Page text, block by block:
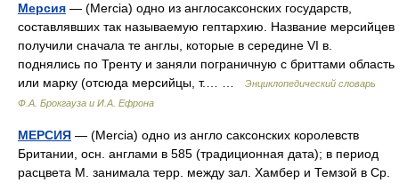
Мерсия — (Mercia) одно из англосаксонских государств,
составлявших так называемую гептархию. Название мерсийцев
получили сначала те англы, которые в середине VI в.
поднялись по Тренту и заняли пограничную с бриттами область
или марку (отсюда мерсийцы, т.… …
Энциклопедический словарь
Ф.А. Брокгауза и И.А. Ефрона
МЕРСИЯ — (Mercia) одно из англо саксонских королевств
Британии, осн. англами в 585 (традиционная дата); в период
расцвета М. занимала терр. между зал. Хамбер и Темзой в Ср.